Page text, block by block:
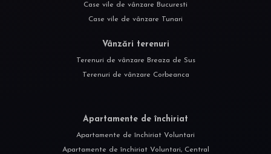
Case vile de vânzare Bucuresti
Case vile de vânzare Tunari
Vânzări terenuri
Terenuri de vânzare Breaza de Sus
Terenuri de vânzare Corbeanca
Apartamente de închiriat
Apartamente de închiriat Voluntari
Apartamente de închiriat Voluntari, Central